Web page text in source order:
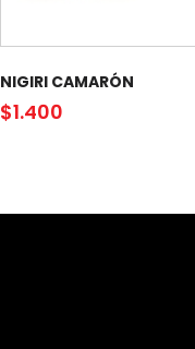
NIGIRI CAMARÓN
$1.400